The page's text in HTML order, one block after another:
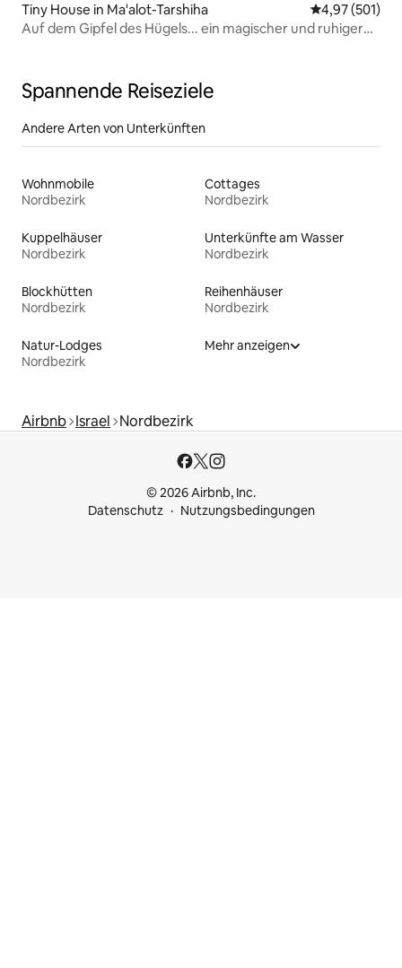
Tiny House in Ma'alot-Tarshiha
4,97 (501)
Auf dem Gipfel des Hügels... ein magischer und ruhiger
Spannende Reiseziele
Andere Arten von Unterkünften
Wohnmobile
Nordbezirk
Cottages
Nordbezirk
Kuppelhäuser
Nordbezirk
Unterkünfte am Wasser
Nordbezirk
Blockhütten
Nordbezirk
Reihenhäuser
Nordbezirk
Natur-Lodges
Nordbezirk
Mehr anzeigen
Airbnb Israel Nordbezirk
© 2026 Airbnb, Inc.
Datenschutz
Nutzungsbedingungen